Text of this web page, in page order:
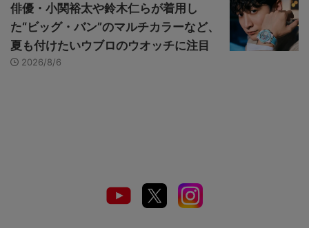
俳優・小関裕太や鈴木仁らが着用し
た“ビッグ・バン”のマルチカラーなど、
夏も付けたいウブロのウオッチに注目
2026/8/6